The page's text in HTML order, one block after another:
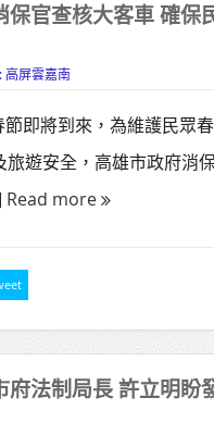
保官查核大客車 確保
高屏雲嘉南
即將到來，為維護民眾
旅遊安全，高雄市政府消
Read more
府法制局長 許立明盼